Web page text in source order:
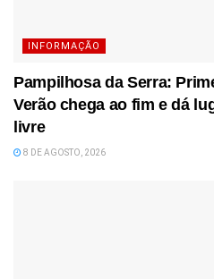
INFORMAÇÃO
Pampilhosa da Serra:
Verão chega ao fim e dá
livre
8 DE AGOSTO, 2026